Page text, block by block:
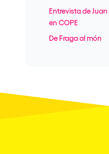
Entrevista de
en COPE
De Fraga al món